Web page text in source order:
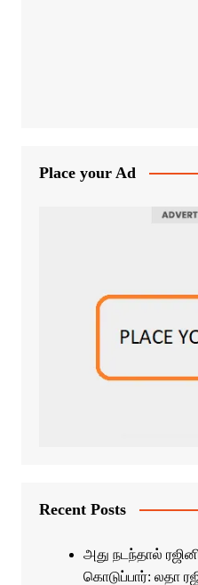
Place your Ad
Recent Posts
அது நடந்தால்
கொடுப்பார்: லதா